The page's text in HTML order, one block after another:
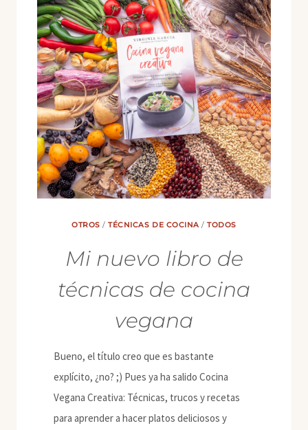
OTROS /TÉCNICAS DE COCINA /TODOS
Mi nuevo libro de
técnicas de cocina
vegana
Bueno, el título creo que es bastante
explícito, ¿no? ;) Pues ya ha salido Cocina
Vegana Creativa: Técnicas, trucos y recetas
para aprender a hacer platos deliciosos y